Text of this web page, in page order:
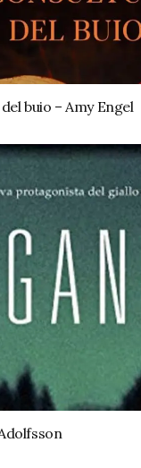
buio – Amy Engel